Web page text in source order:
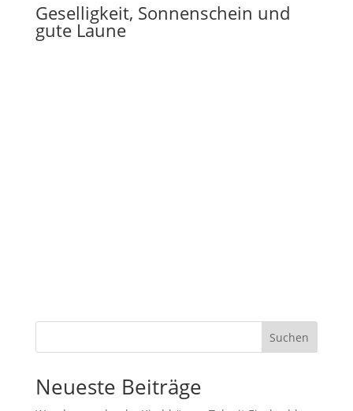
Geselligkeit, Sonnenschein und
gute Laune
Suchen
Neueste Beiträge